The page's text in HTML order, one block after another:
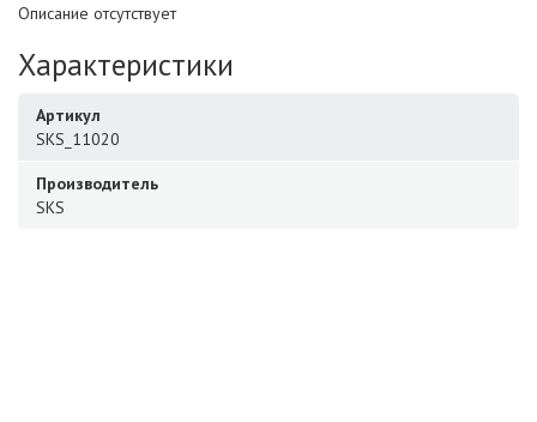
Описание отсутствует
Характеристики
Артикул
SKS_11020
Производитель
SKS